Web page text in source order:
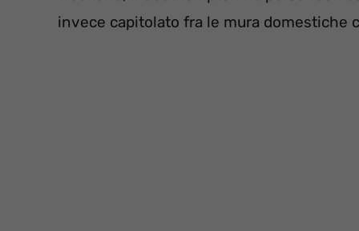
invece capitolato fra le mura domestiche